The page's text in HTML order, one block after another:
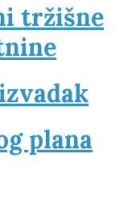
tržišne
plana